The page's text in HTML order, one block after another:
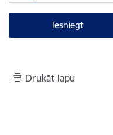
Drukāt lapu